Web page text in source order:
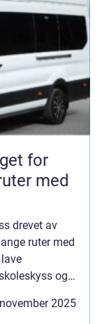
for
med
drevet av
ruter med
og
2025